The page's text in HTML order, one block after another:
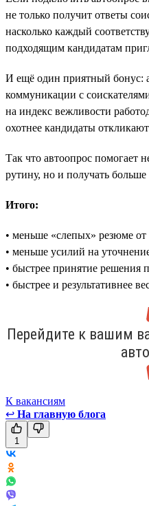
не только получит ответы
насколько каждый
подходящим кандидатам
И ещё один приятный бонус:
коммуникации с
на индекс вежливости
охотнее кандидаты
Так что автоопрос помогает
рутину, но и получать больше
Итого:
• меньше «слепых» резюме от
• меньше усилий на
• быстрее принятие решения
• быстрее и результативнее
Перейдите к вашим
К вакансиям
↩ На главную блога
1